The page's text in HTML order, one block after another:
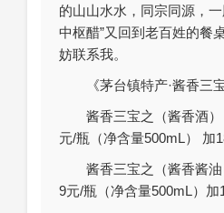
的山山水水，同宗同源，
中枢醋”又回到老百姓的餐
妨联系我。
《茅台镇特产·酱香三
酱香三宝之（酱香酒
元/瓶（净含量500mL） 加
酱香三宝之（酱香酱
9元/瓶（净含量500mL）加